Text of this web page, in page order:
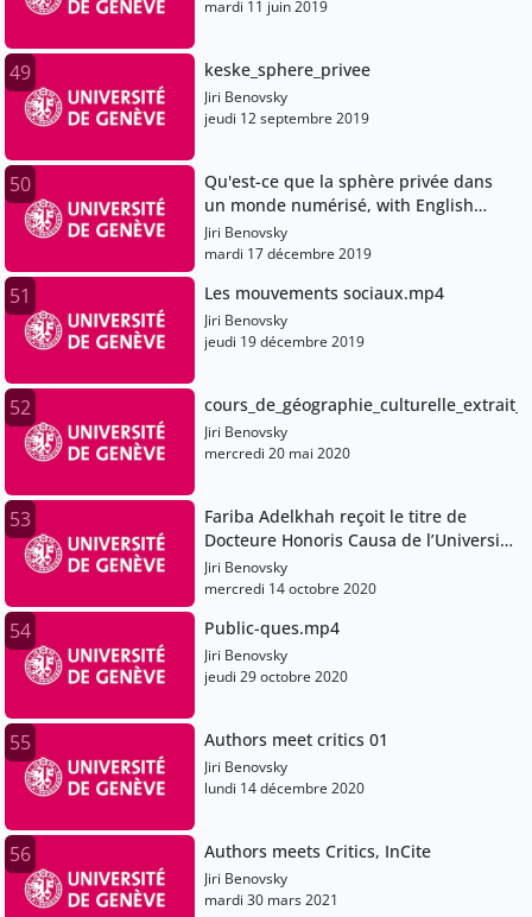
mardi 11 juin 2019
49 keske_sphere_privee
Jiri Benovsky
jeudi 12 septembre 2019
50
Qu'est-ce que la sphère privée dans
un monde numérisé, with English
subtitles.mp4
Jiri Benovsky
mardi 17 décembre 2019
51 Les mouvements sociaux.mp4
Jiri Benovsky
jeudi 19 décembre 2019
52
Jiri Benovsky
mercredi 20 mai 2020
53
Fariba Adelkhah reçoit le titre de
Docteure Honoris Causa de l’Université
de Genève.mp4
Jiri Benovsky
mercredi 14 octobre 2020
54 Public-ques.mp4
Jiri Benovsky
jeudi 29 octobre 2020
55 Authors meet critics 01
Jiri Benovsky
lundi 14 décembre 2020
56 Authors meets Critics, InCite
Jiri Benovsky
mardi 30 mars 2021